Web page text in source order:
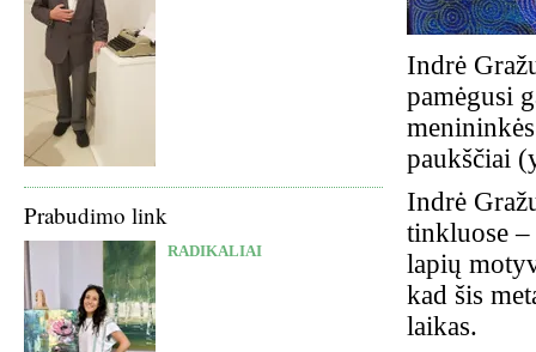
Prabudimo link
RADIKALIAI
Indrė
pamėgusi
paukščiai
Indrė
tinkluose –
lapių
kad šis
laikas.